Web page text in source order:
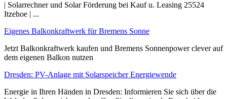
| Solarrechner und Solar Förderung bei Kauf u. Leasing 25524
Itzehoe | ...
Eigenes Balkonkraftwerk für Bremens Sonne
Jetzt Balkonkraftwerk kaufen und Bremens Sonnenpower clever auf
dem eigenen Balkon nutzen
Dresden: PV-Anlage mit Solarspeicher Energiewende
Energie in Ihren Händen in Dresden: Informieren Sie sich über die